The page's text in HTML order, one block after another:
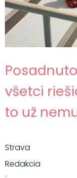
všetci
to už
Strava
Redakcia